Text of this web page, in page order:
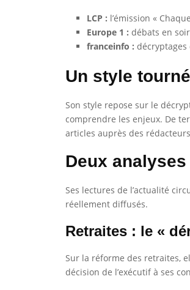
LCP : l’émission «
Europe 1 : débats en
franceinfo :
Un style
Son style repose sur le
comprendre les enjeux. De
articles auprès des
Deux
Ses lectures de l’actualité
réellement diffusés.
Retraites : le «
Sur la réforme des retraites,
décision de l’exécutif à ses